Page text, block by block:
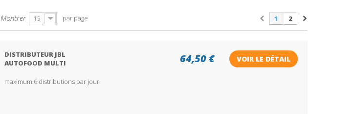
Montrer 15 par page 1 2
DISTRIBUTEUR JBL
AUTOFOOD MULTI
64,50 € VOIR LE DÉTAIL
maximum 6 distributions par jour.